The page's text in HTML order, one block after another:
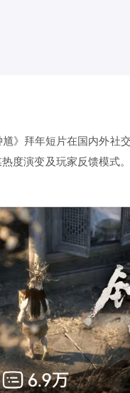
》拜年短片在国内外社
度演变及玩家反馈模式